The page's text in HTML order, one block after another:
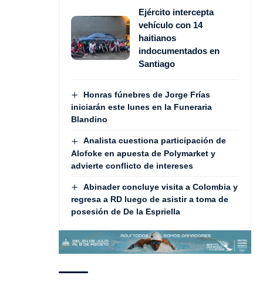
Ejército intercepta
vehículo con 14
haitianos
indocumentados en
Santiago
Honras fúnebres de Jorge Frías
iniciarán este lunes en la Funeraria
Blandino
Analista cuestiona participación de
Alofoke en apuesta de Polymarket y
advierte conflicto de intereses
Abinader concluye visita a Colombia y
regresa a RD luego de asistir a toma de
posesión de De la Espriella